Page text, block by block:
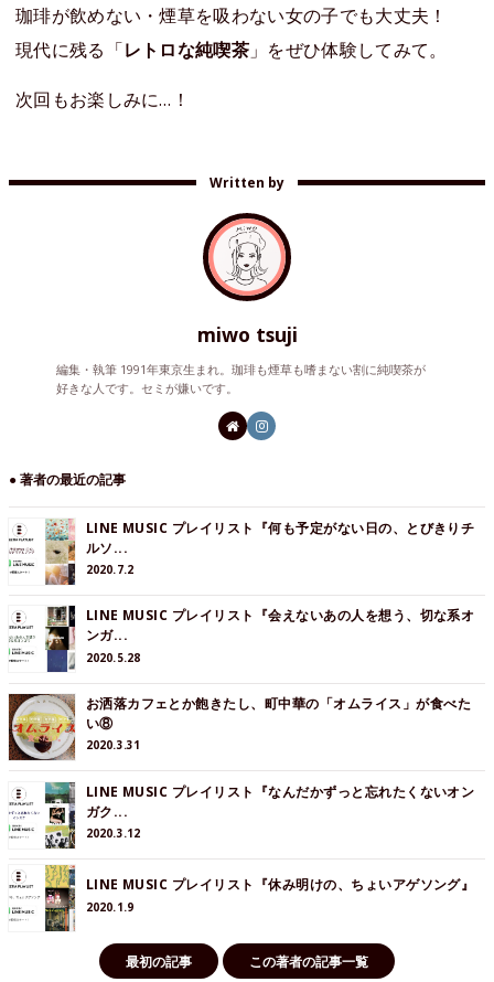
珈琲が飲めない・煙草を吸わない女の子でも大丈夫！
現代に残る「レトロな純喫茶 」をぜひ体験してみて。
次回もお楽しみに…！
Written by
miwo tsuji
編集・執筆 1991年東京生まれ。珈琲も煙草も嗜まない割に純喫茶が
好きな人です。セミが嫌いです。
● 著者の最近の記事
LINE MUSIC プレイリスト『何も予定がない日の、とびきりチ
ルソ...
2020.7.2
LINE MUSIC プレイリスト『会えないあの人を想う、切な系オ
ンガ...
2020.5.28
お洒落カフェとか飽きたし、町中華の「オムライス」が食べた
い⑧
2020.3.31
LINE MUSIC プレイリスト『なんだかずっと忘れたくないオン
ガク...
2020.3.12
LINE MUSIC プレイリスト『休み明けの、ちょいアゲソング』
2020.1.9
最初の記事 この著者の記事一覧